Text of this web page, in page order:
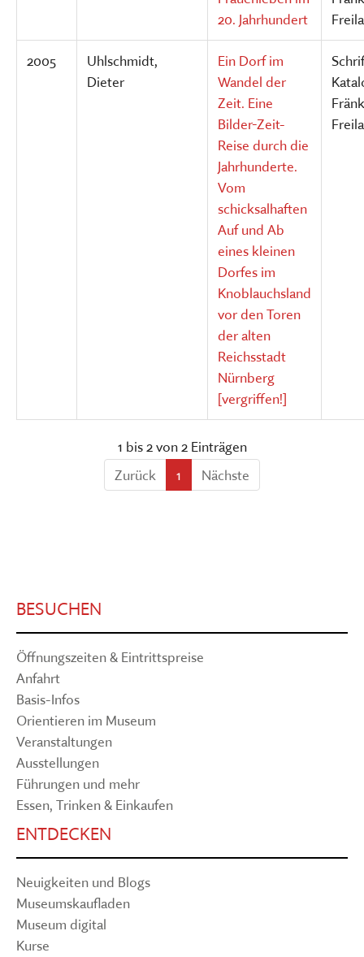
20. Jahrhundert
2005
Uhlschmidt,
Dieter
Ein Dorf im
Wandel der
Zeit. Eine
Bilder-Zeit-
Reise durch die
Jahrhunderte.
Vom
schicksalhaften
Auf und Ab
eines kleinen
Dorfes im
Knoblauchsland
vor den Toren
der alten
Reichsstadt
Nürnberg
[vergriffen!]
1 bis 2 von 2 Einträgen
Zurück
1 Nächste
BESUCHEN
Öffnungszeiten & Eintrittspreise
Anfahrt
Basis-Infos
Orientieren im Museum
Veranstaltungen
Ausstellungen
Führungen und mehr
Essen, Trinken & Einkaufen
ENTDECKEN
Neuigkeiten und Blogs
Museumskaufladen
Museum digital
Kurse